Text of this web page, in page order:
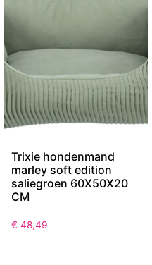
Trixie hondenmand
marley soft edition
saliegroen 60X50X20
CM
€ 48,49